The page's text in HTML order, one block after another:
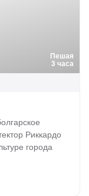
Пешая
3 часа
Риккардо
города